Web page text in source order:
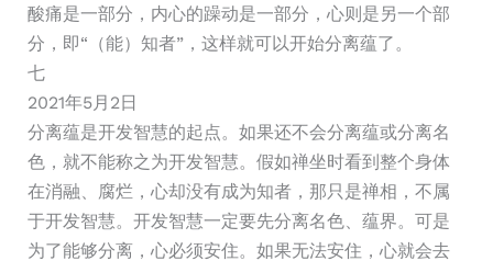
酸痛是一部分，内心的躁动是一部分，心则是另一个部
分，即“（能）知者”，这样就可以开始分离蕴了。
七
2021年5月2日
分离蕴是开发智慧的起点。如果还不会分离蕴或分离名
色，就不能称之为开发智慧。假如禅坐时看到整个身体
在消融、腐烂，心却没有成为知者，那只是禅相，不属
于开发智慧。开发智慧一定要先分离名色、蕴界。可是
为了能够分离，心必须安住。如果无法安住，心就会去